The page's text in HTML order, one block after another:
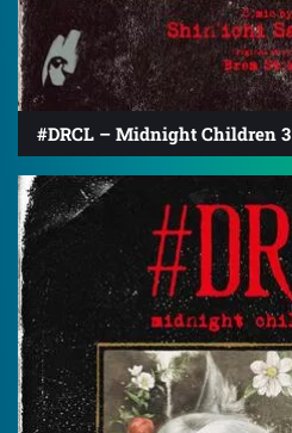
#DRCL – Midnight Children 3